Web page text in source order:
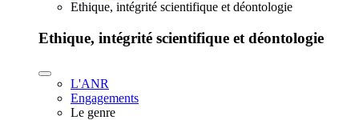
Ethique, intégrité scientifique et déontologie
Ethique, intégrité scientifique et déontologie
L'ANR
Engagements
Le genre